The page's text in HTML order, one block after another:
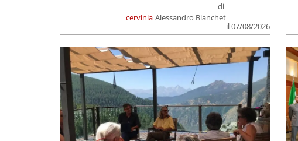
cervinia
di
Alessandro Bianchet
il 07/08/2026